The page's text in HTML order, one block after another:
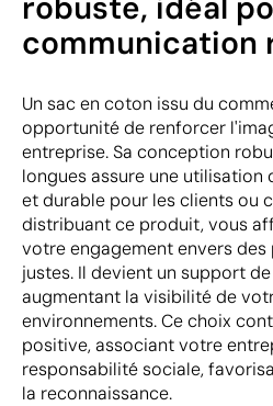
communication
Un sac en coton issu du
opportunité de renforcer
entreprise. Sa conception
longues assure une
et durable pour les clients ou
distribuant ce produit, vous
votre engagement envers
justes. Il devient un support
augmentant la visibilité de
environnements. Ce choix
positive, associant votre
responsabilité sociale,
la reconnaissance.